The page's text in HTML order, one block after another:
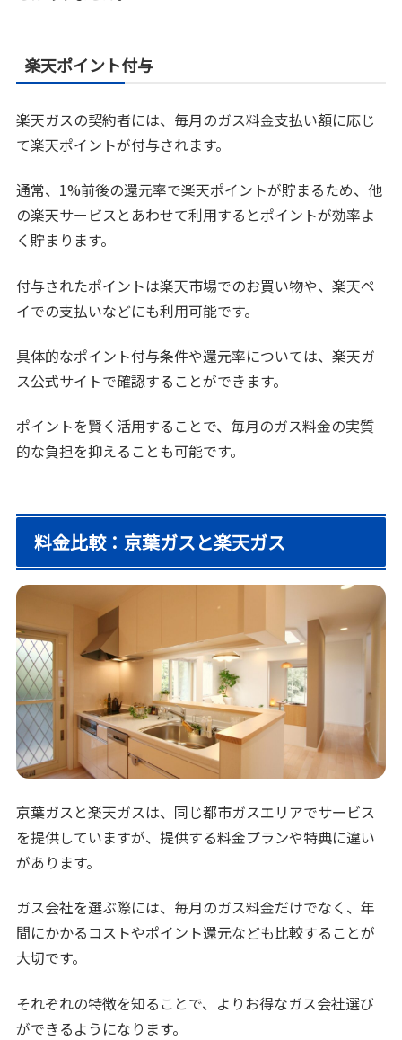
楽天ポイント付与
楽天ガスの契約者には、毎月のガス料金支払い額に応じ
て楽天ポイントが付与されます。
通常、1%前後の還元率で楽天ポイントが貯まるため、他
の楽天サービスとあわせて利用するとポイントが効率よ
く貯まります。
付与されたポイントは楽天市場でのお買い物や、楽天ペ
イでの支払いなどにも利用可能です。
具体的なポイント付与条件や還元率については、楽天ガ
ス公式サイトで確認することができます。
ポイントを賢く活用することで、毎月のガス料金の実質
的な負担を抑えることも可能です。
料金比較：京葉ガスと楽天ガス
京葉ガスと楽天ガスは、同じ都市ガスエリアでサービス
を提供していますが、提供する料金プランや特典に違い
があります。
ガス会社を選ぶ際には、毎月のガス料金だけでなく、年
間にかかるコストやポイント還元なども比較することが
大切です。
それぞれの特徴を知ることで、よりお得なガス会社選び
ができるようになります。